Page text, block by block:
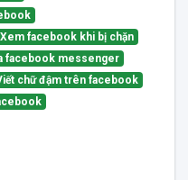
Xem facebook khi bị chặn
facebook messenger
chữ đậm trên facebook